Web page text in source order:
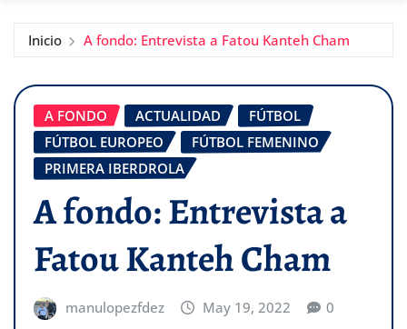
Inicio A fondo: Entrevista a Fatou Kanteh Cham
A FONDO ACTUALIDAD
FÚTBOL
FÚTBOL EUROPEO
FÚTBOL FEMENINO
PRIMERA IBERDROLA
A fondo: Entrevista a
Fatou Kanteh Cham
manulopezfdez May 19, 2022 0